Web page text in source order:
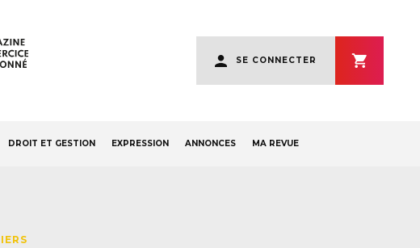
account
menu
SE CONNECTER
DROIT ET GESTION EXPRESSION ANNONCES MA REVUE